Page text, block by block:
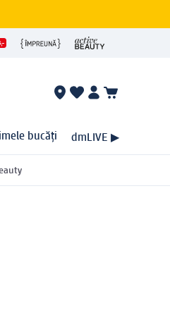
bucăți dmLIVE ▶